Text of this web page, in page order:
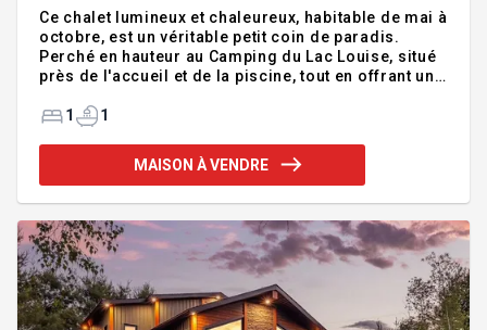
Ce chalet lumineux et chaleureux, habitable de mai à
octobre, est un véritable petit coin de paradis.
Perché en hauteur au Camping du Lac Louise, situé
près de l'accueil et de la piscine, tout en offrant une
abondant en boiseries, dégage une ambiance
ainsi qu'une mezzanine pouvant servir de couchage
supplémentaire. On y trouve une salle d'eau et une
plusieurs activités sportives, en plus de modules
de
1 1
MAISON À VENDRE